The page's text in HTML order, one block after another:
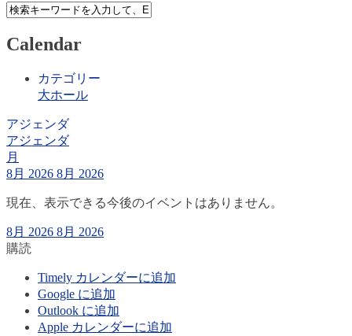
Calendar
カテゴリー
大ホール
アジェンダ
アジェンダ
月
8月 2026 8月 2026
現在、表示できる今後のイベントはありません。
8月 2026 8月 2026
購読
Timely カレンダーに追加
Google に追加
Outlook に追加
Apple カレンダーに追加